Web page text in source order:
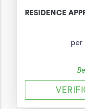
RESIDENCE
per